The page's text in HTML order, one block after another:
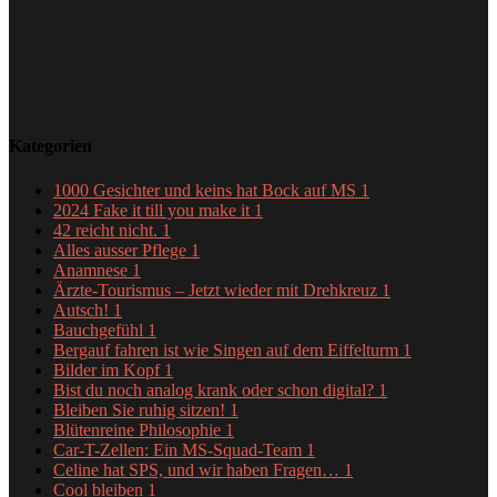
Kategorien
1000 Gesichter und keins hat Bock auf MS 1
2024 Fake it till you make it 1
42 reicht nicht. 1
Alles ausser Pflege 1
Anamnese 1
Ärzte-Tourismus – Jetzt wieder mit Drehkreuz 1
Autsch! 1
Bauchgefühl 1
Bergauf fahren ist wie Singen auf dem Eiffelturm 1
Bilder im Kopf 1
Bist du noch analog krank oder schon digital? 1
Bleiben Sie ruhig sitzen! 1
Blütenreine Philosophie 1
Car-T-Zellen: Ein MS-Squad-Team 1
Celine hat SPS, und wir haben Fragen… 1
Cool bleiben 1